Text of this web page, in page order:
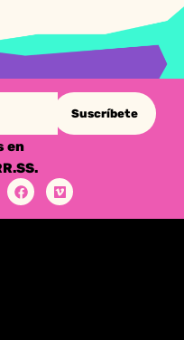
Suscríbete
en